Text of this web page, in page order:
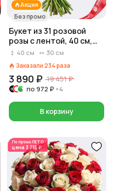
Акция
Без промо
Букет из 31 розовой
розы с лентой, 40 см,
Россия
40 см 30 см
Заказали 234раза
3 890 ₽ 19 451 ₽
по 972 ₽ ×4
В корзину
По промоЛЕТО
цена 3 715 ₽